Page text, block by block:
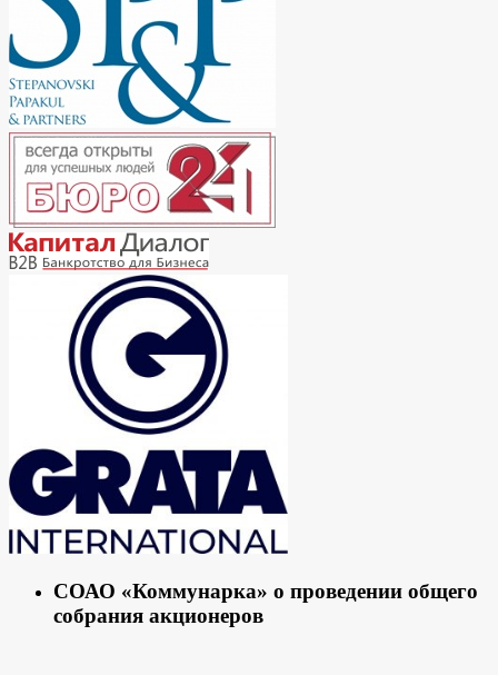
СОАО «Коммунарка» о проведении общего
собрания акционеров